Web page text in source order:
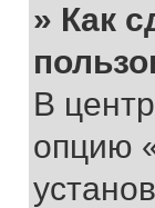
» Как
В
опцию